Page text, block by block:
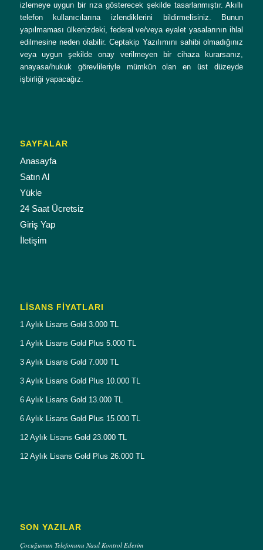
izlemeye uygun bir rıza gösterecek şekilde tasarlanmıştır. Akıllı
telefon kullanıcılarına izlendiklerini bildirmelisiniz. Bunun
yapılmaması ülkenizdeki, federal ve/veya eyalet yasalarının ihlal
edilmesine neden olabilir. Ceptakip Yazılımını sahibi olmadığınız
veya uygun şekilde onay verilmeyen bir cihaza kurarsanız,
anayasa/hukuk görevlileriyle mümkün olan en üst düzeyde
işbirliği yapacağız.
SAYFALAR
Anasayfa
Satın Al
Yükle
24 Saat Ücretsiz
Giriş Yap
İletişim
LISANS FIYATLARI
1 Aylık Lisans Gold 3.000 TL
1 Aylık Lisans Gold Plus 5.000 TL
3 Aylık Lisans Gold 7.000 TL
3 Aylık Lisans Gold Plus 10.000 TL
6 Aylık Lisans Gold 13.000 TL
6 Aylık Lisans Gold Plus 15.000 TL
12 Aylık Lisans Gold 23.000 TL
12 Aylık Lisans Gold Plus 26.000 TL
SON YAZILAR
Çocuğumun Telefonunu Nasıl Kontrol Ederim